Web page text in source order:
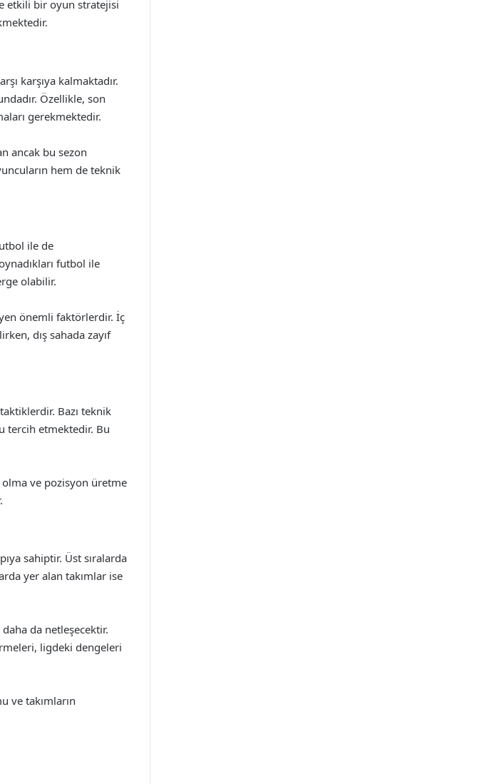
etkili bir oyun stratejisi
karşıya kalmaktadır.
Özellikle, son
gerekmektedir.
ancak bu sezon
hem de teknik
ile de
futbol ile
olabilir.
önemli faktörlerdir. İç
dış sahada zayıf
Bazı teknik
tercih etmektedir. Bu
olma ve pozisyon üretme
sahiptir. Üst sıralarda
yer alan takımlar ise
da netleşecektir.
ligdeki dengeleri
ve takımların